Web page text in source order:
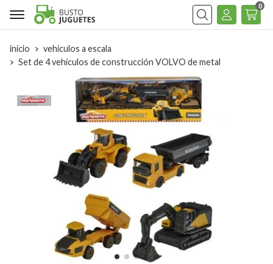
Buscar
0
inicio
vehiculos a escala
Set de 4 vehículos de construcción VOLVO de metal